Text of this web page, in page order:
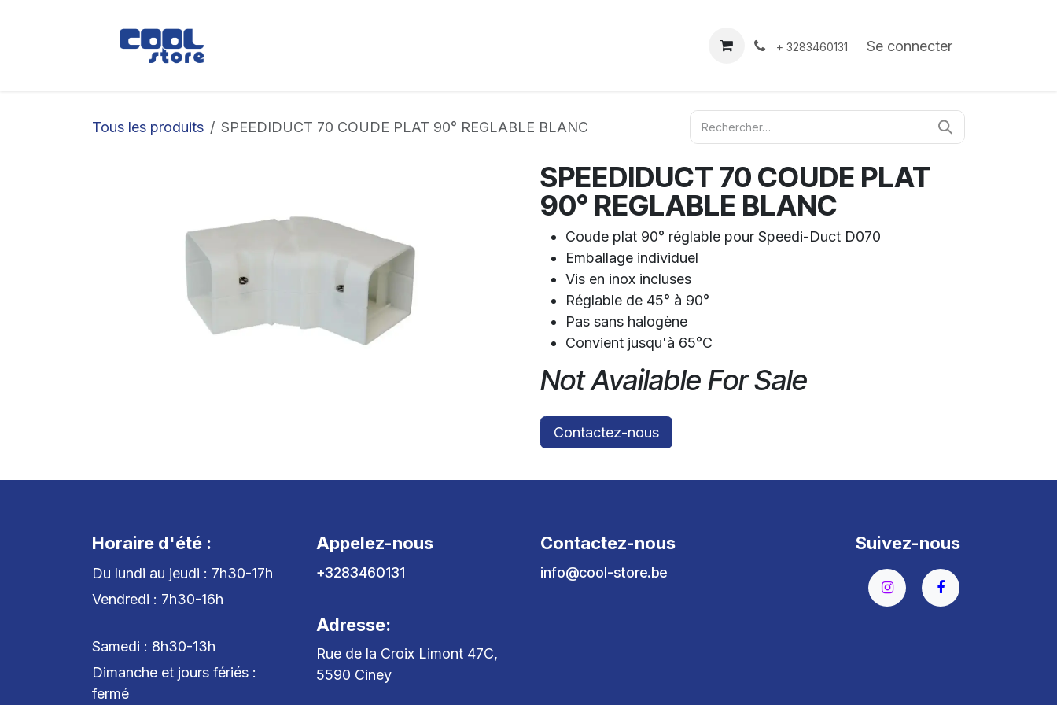
À propos Contact
+ 3283460131 Se connecter
Tous les produits SPEEDIDUCT 70 COUDE PLAT 90° REGLABLE BLANC
SPEEDIDUCT 70 COUDE PLAT
90° REGLABLE BLANC
Coude plat 90° réglable pour Speedi-Duct D070
Emballage individuel
Vis en inox incluses
Réglable de 45° à 90°
Pas sans halogène
Convient jusqu'à 65°C
Not Available For Sale
Contactez-nous
Horaire d'été :
Du lundi au jeudi : 7h30-17h
Vendredi : 7h30-16h
Samedi : 8h30-13h
Dimanche et jours fériés :
fermé
Appelez-nous
+3283460131
Adresse:
Rue de la Croix Limont 47C,
5590 Ciney
Contactez-nous
info@cool-store.be
Suivez-nous